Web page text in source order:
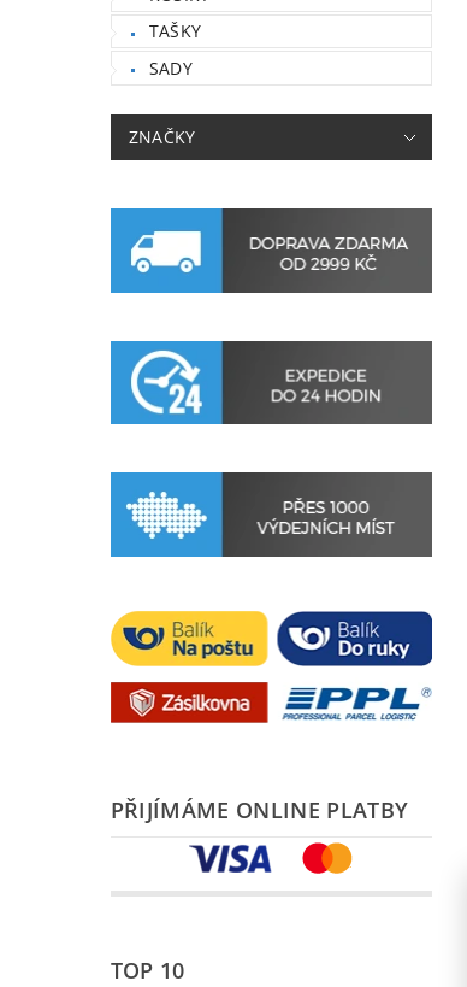
TAŠKY
SADY
ZNAČKY
PŘIJÍMÁME ONLINE PLATBY
TOP 10